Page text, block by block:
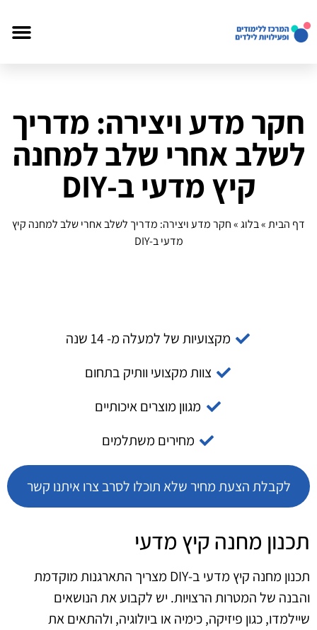
חקר מדע ויצירה: מדריך
לשלב אחרי שלב למחנה
קיץ מדעי ב‑DIY
דף הבית»בלוג»חקר מדע ויצירה: מדריך לשלב אחרי שלב למחנה קיץ
מדעי ב‑DIY
מקצועיות של למעלה מ- 14 שנה
צוות מקצועי וותיק בתחום
מגוון מוצרים איכותיים
מחירים משתלמים
לקבלת הצעת מחיר שלא תוכלו לסרב צרו איתנו קשר
תכנון מחנה קיץ מדעי
תכנון מחנה קיץ מדעי ב‑DIY מצריך התארגנות מוקדמת
והבנה של המטרות הרצויות. יש לקבוע את הנושאים
שיילמדו, כגון פיזיקה, כימיה או ביולוגיה, ולהתאים את